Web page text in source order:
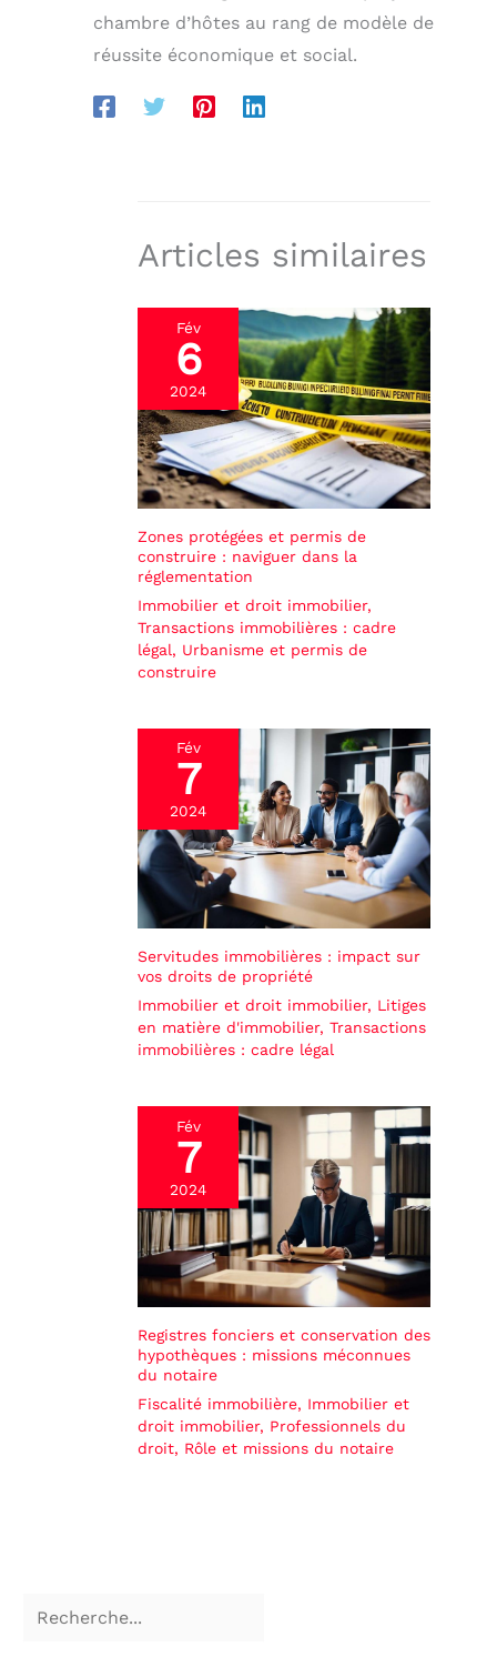
chambre d’hôtes au rang de modèle de
réussite économique et social.
Articles similaires
Fév
6
2024
Zones protégées et permis de
construire : naviguer dans la
réglementation
Immobilier et droit immobilier,
Transactions immobilières : cadre
légal, Urbanisme et permis de
construire
Fév
7
2024
Servitudes immobilières : impact sur
vos droits de propriété
Immobilier et droit immobilier, Litiges
en matière d'immobilier, Transactions
immobilières : cadre légal
Fév
7
2024
Registres fonciers et conservation des
hypothèques : missions méconnues
du notaire
Fiscalité immobilière, Immobilier et
droit immobilier, Professionnels du
droit, Rôle et missions du notaire